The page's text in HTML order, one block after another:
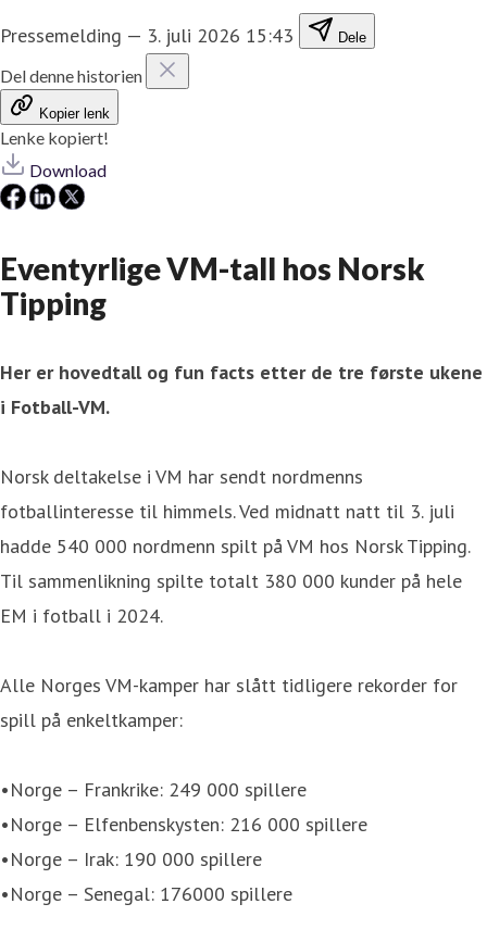
Pressemelding — 3. juli 2026 15:43 Dele
Del denne historien
Kopier lenk
Lenke kopiert!
Download
Eventyrlige VM-tall hos Norsk
Tipping
Her er hovedtall og fun facts etter de tre første ukene
i Fotball-VM.
Norsk deltakelse i VM har sendt nordmenns
fotballinteresse til himmels. Ved midnatt natt til 3. juli
hadde 540 000 nordmenn spilt på VM hos Norsk Tipping.
Til sammenlikning spilte totalt 380 000 kunder på hele
EM i fotball i 2024.
Alle Norges VM-kamper har slått tidligere rekorder for
spill på enkeltkamper:
•Norge – Frankrike: 249 000 spillere
•Norge – Elfenbenskysten: 216 000 spillere
•Norge – Irak: 190 000 spillere
•Norge – Senegal: 176000 spillere